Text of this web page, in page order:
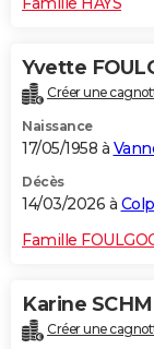
Yvette
Créer une
Naissance
17/05/1958 à
Décès
14/03/2026 à
Famille
Karine
Créer une